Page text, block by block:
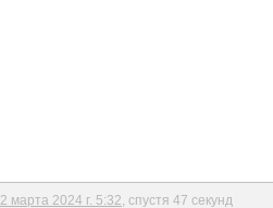
2 марта 2024 г. 5:32 , спустя 47 секунд